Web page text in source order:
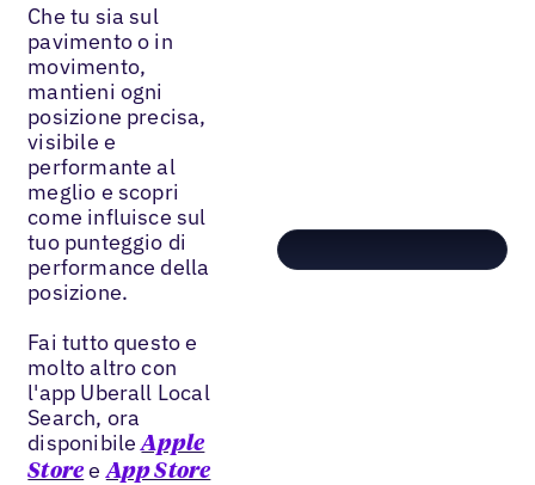
Che tu sia sul
pavimento o in
movimento,
mantieni ogni
posizione precisa,
visibile e
performante al
meglio e scopri
come influisce sul
tuo punteggio di
performance della
posizione.
Fai tutto questo e
molto altro con
l'app Uberall Local
Search, ora
disponibileApple
Store eApp Store